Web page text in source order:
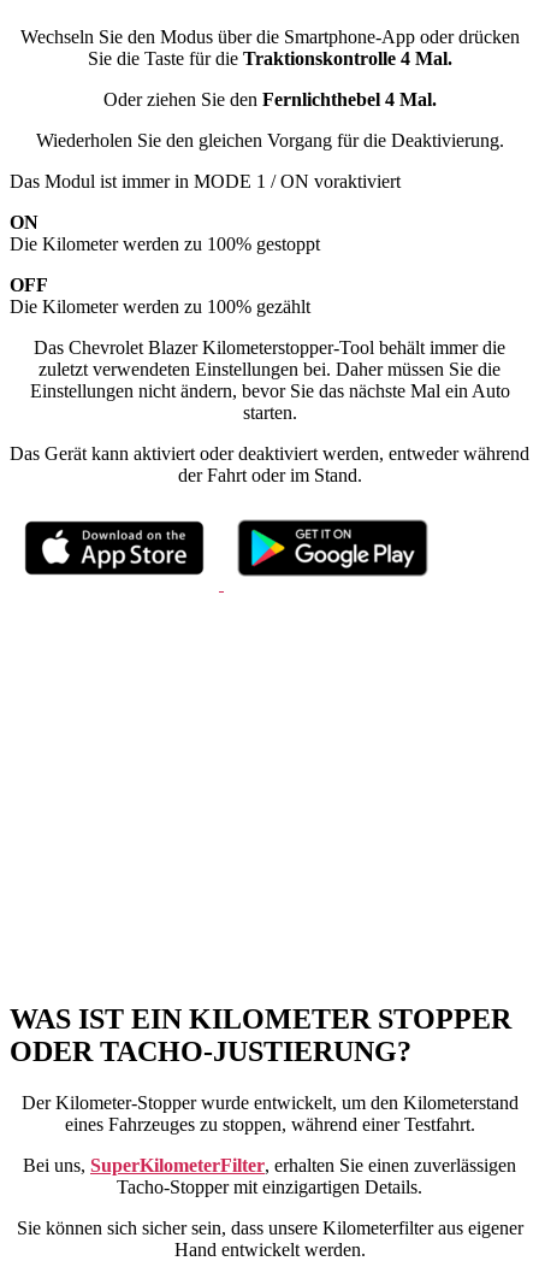
Wechseln Sie den Modus über die Smartphone-App oder drücken
Sie die Taste für die Traktionskontrolle 4 Mal.
Oder ziehen Sie den Fernlichthebel 4 Mal.
Wiederholen Sie den gleichen Vorgang für die Deaktivierung.
Das Modul ist immer in MODE 1 / ON voraktiviert
ON
Die Kilometer werden zu 100% gestoppt
OFF
Die Kilometer werden zu 100% gezählt
Das Chevrolet Blazer Kilometerstopper-Tool behält immer die
zuletzt verwendeten Einstellungen bei. Daher müssen Sie die
Einstellungen nicht ändern, bevor Sie das nächste Mal ein Auto
starten.
Das Gerät kann aktiviert oder deaktiviert werden, entweder während
der Fahrt oder im Stand.
WAS IST EIN KILOMETER STOPPER
ODER TACHO-JUSTIERUNG?
Der Kilometer-Stopper wurde entwickelt, um den Kilometerstand
eines Fahrzeuges zu stoppen, während einer Testfahrt.
Bei uns, SuperKilometerFilter, erhalten Sie einen zuverlässigen
Tacho-Stopper mit einzigartigen Details.
Sie können sich sicher sein, dass unsere Kilometerfilter aus eigener
Hand entwickelt werden.